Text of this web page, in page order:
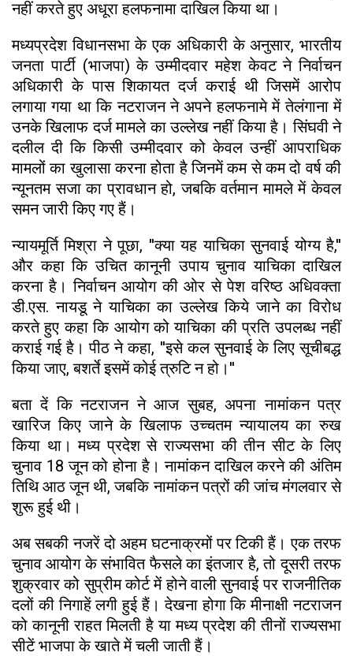
नहीं करते हुए अधूरा हलफनामा दाखिल किया था।
मध्यप्रदेश विधानसभा के एक अधिकारी के अनुसार, भारतीय
जनता पार्टी (भाजपा) के उम्मीदवार महेश केवट ने निर्वाचन
अधिकारी के पास शिकायत दर्ज कराई थी जिसमें आरोप
लगाया गया था कि नटराजन ने अपने हलफनामे में तेलंगाना में
उनके खिलाफ दर्ज मामले का उल्लेख नहीं किया है। सिंघवी ने
दलील दी कि किसी उम्मीदवार को केवल उन्हीं आपराधिक
मामलों का खुलासा करना होता है जिनमें कम से कम दो वर्ष की
न्यूनतम सजा का प्रावधान हो, जबकि वर्तमान मामले में केवल
समन जारी किए गए हैं।
न्यायमूर्ति मिश्रा ने पूछा, ''क्या यह याचिका सुनवाई योग्य है,''
और कहा कि उचित कानूनी उपाय चुनाव याचिका दाखिल
करना है। निर्वाचन आयोग की ओर से पेश वरिष्ठ अधिवक्ता
डी.एस. नायडू ने याचिका का उल्लेख किये जाने का विरोध
करते हुए कहा कि आयोग को याचिका की प्रति उपलब्ध नहीं
कराई गई है। पीठ ने कहा, ''इसे कल सुनवाई के लिए सूचीबद्ध
किया जाए, बशर्ते इसमें कोई त्रुटि न हो।''
बता दें कि नटराजन ने आज सुबह, अपना नामांकन पत्र
खारिज किए जाने के खिलाफ उच्चतम न्यायालय का रुख
किया था। मध्य प्रदेश से राज्यसभा की तीन सीट के लिए
चुनाव 18 जून को होना है। नामांकन दाखिल करने की अंतिम
तिथि आठ जून थी, जबकि नामांकन पत्रों की जांच मंगलवार से
शुरू हुई थी।
अब सबकी नजरें दो अहम घटनाक्रमों पर टिकी हैं। एक तरफ
चुनाव आयोग के संभावित फैसले का इंतजार है, तो दूसरी तरफ
शुक्रवार को सुप्रीम कोर्ट में होने वाली सुनवाई पर राजनीतिक
दलों की निगाहें लगी हुई हैं। देखना होगा कि मीनाक्षी नटराजन
को कानूनी राहत मिलती है या मध्य प्रदेश की तीनों राज्यसभा
सीटें भाजपा के खाते में चली जाती हैं।